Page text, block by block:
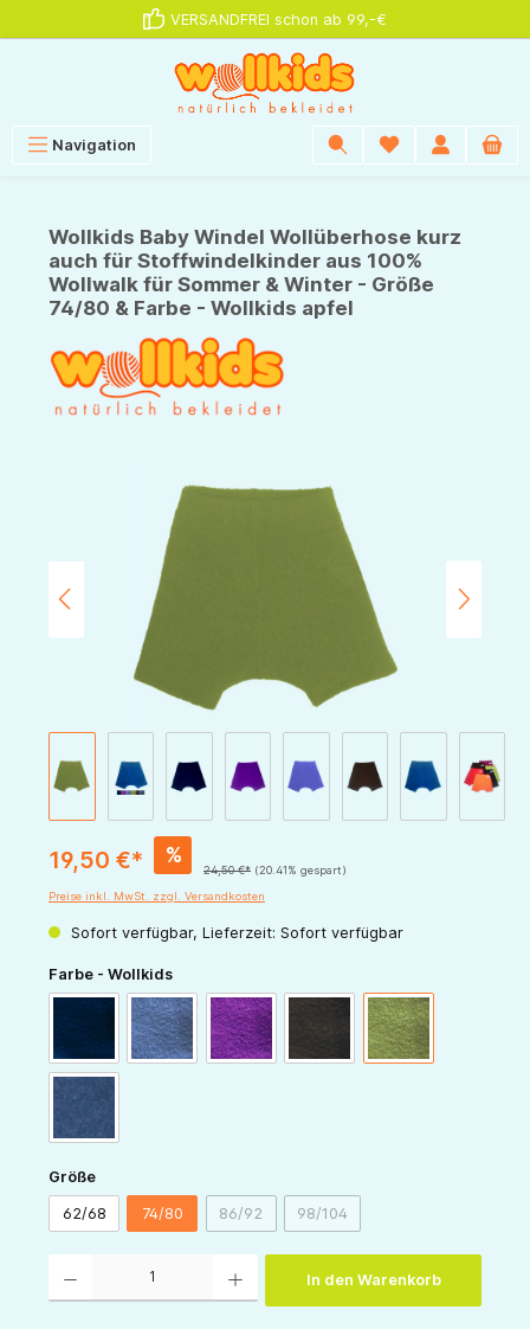
VERSANDFREI schon ab 99,-€
Navigation
Wollkids Baby Windel Wollüberhose kurz
auch für Stoffwindelkinder aus 100%
Wollwalk für Sommer & Winter - Größe
74/80 & Farbe - Wollkids apfel
19,50 €* %
24,50 €* (20.41% gespart)
Preise inkl. MwSt. zzgl. Versandkosten
Sofort verfügbar, Lieferzeit: Sofort verfügbar
Farbe - Wollkidsauswählen
marine blau lila schoko apfel
jeans
Größeauswählen
62/68 74/80 86/92(Diese Option ist zurzeit nicht verfügbar.)
98/104(Diese Option ist zurzeit nicht
In den Warenkorb